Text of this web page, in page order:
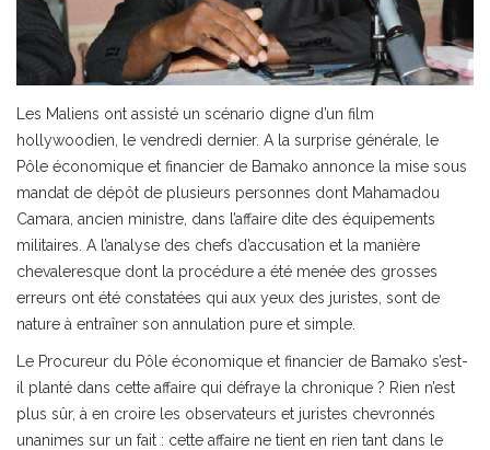
Les Maliens ont assisté un scénario digne d’un film
hollywoodien, le vendredi dernier. A la surprise générale, le
Pôle économique et financier de Bamako annonce la mise sous
mandat de dépôt de plusieurs personnes dont Mahamadou
Camara, ancien ministre, dans l’affaire dite des équipements
militaires. A l’analyse des chefs d’accusation et la manière
chevaleresque dont la procédure a été menée des grosses
erreurs ont été constatées qui aux yeux des juristes, sont de
nature à entraîner son annulation pure et simple.
Le Procureur du Pôle économique et financier de Bamako s’est-
il planté dans cette affaire qui défraye la chronique ? Rien n’est
plus sûr, à en croire les observateurs et juristes chevronnés
unanimes sur un fait : cette affaire ne tient en rien tant dans le